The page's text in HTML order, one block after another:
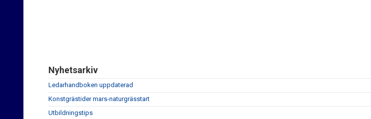
Nyhetsarkiv
Ledarhandboken uppdaterad
Konstgrästider mars-naturgrässtart
Utbildningstips